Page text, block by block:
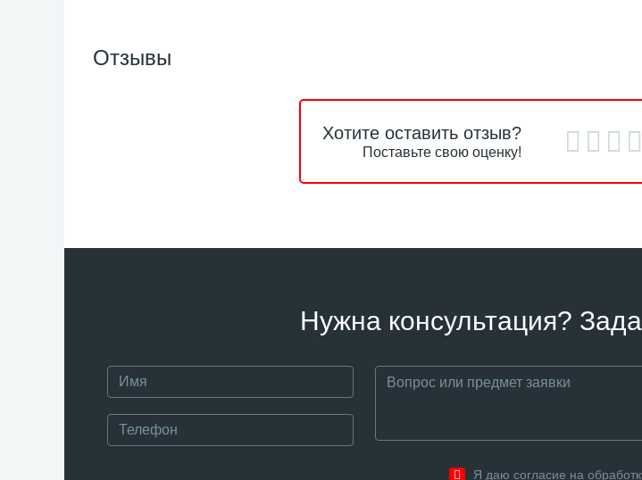
Отзывы
Хотите оставить отзыв?
Поставьте свою оценку!
Нужна консультация?
Я даю согласие на